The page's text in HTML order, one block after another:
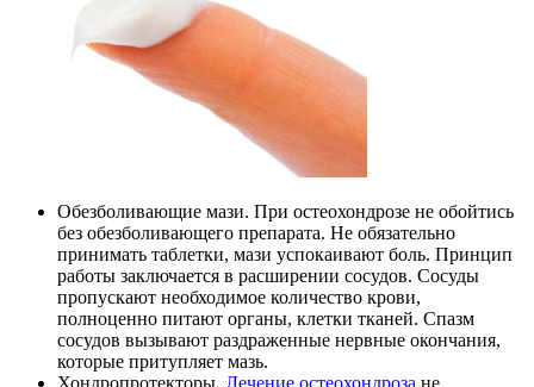
Обезболивающие мази. При остеохондрозе не обойтись
без обезболивающего препарата. Не обязательно
принимать таблетки, мази успокаивают боль. Принцип
работы заключается в расширении сосудов. Сосуды
пропускают необходимое количество крови,
полноценно питают органы, клетки тканей. Спазм
сосудов вызывают раздраженные нервные окончания,
которые притупляет мазь.
Хондропротекторы. Лечение остеохондроза не